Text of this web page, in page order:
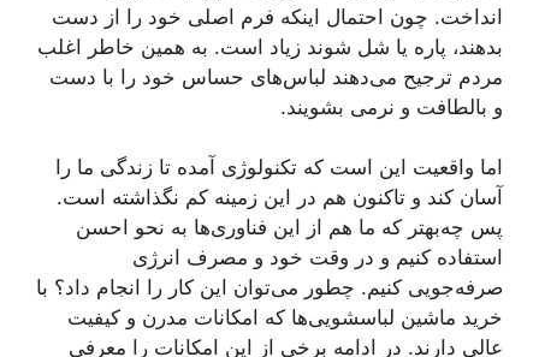
انداخت. چون احتمال اینکه فرم اصلی خود را از دست
بدهند، پاره یا شل شوند زیاد است. به همین خاطر اغلب
مردم ترجیح می‌دهند لباس‌های حساس خود را با دست
و بالطافت و نرمی بشویند.
اما واقعیت این است که تکنولوژی آمده تا زندگی ما را
آسان کند و تاکنون هم در این زمینه کم نگذاشته است.
پس چه‌بهتر که ما هم از این فناوری‌ها به نحو احسن
استفاده کنیم و در وقت خود و مصرف انرژی
صرفه‌جویی کنیم. چطور می‌توان این کار را انجام داد؟ با
خرید ماشین لباسشویی‌ها که امکانات مدرن و کیفیت
عالی دارند. در ادامه برخی از این امکانات را معرفی